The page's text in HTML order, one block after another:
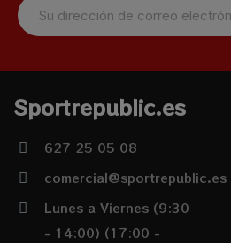
Sportrepublic.es
627 25 05 08
comercial@sportrepublic.es
Lunes a Viernes (9:30
- 14:00) (17:00 -